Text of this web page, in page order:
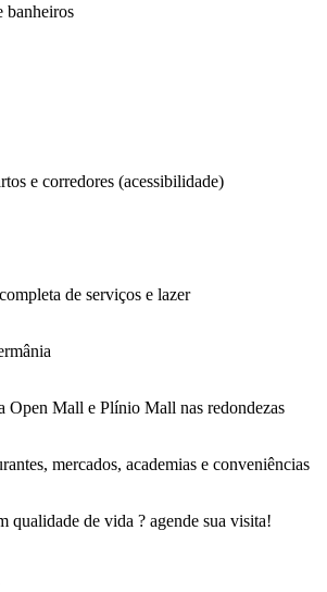
banheiros
e corredores (acessibilidade)
de serviços e lazer
Open Mall e Plínio Mall nas redondezas
mercados, academias e conveniências
qualidade de vida ? agende sua visita!